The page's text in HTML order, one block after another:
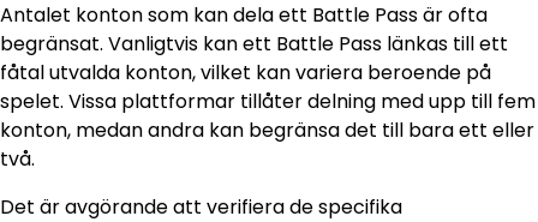
Antalet konton som kan dela ett Battle Pass är ofta
begränsat. Vanligtvis kan ett Battle Pass länkas till ett
fåtal utvalda konton, vilket kan variera beroende på
spelet. Vissa plattformar tillåter delning med upp till fem
konton, medan andra kan begränsa det till bara ett eller
två.
Det är avgörande att verifiera de specifika